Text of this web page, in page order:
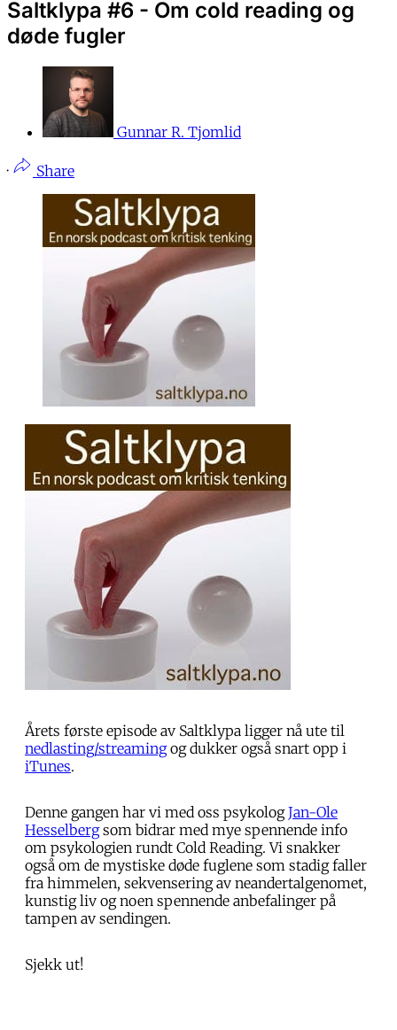
Saltklypa #6 - Om cold reading og
døde fugler
Gunnar R. Tjomlid
· Share
Årets første episode av Saltklypa ligger nå ute til
nedlasting/streamingog dukker også snart opp i
iTunes.
Denne gangen har vi med oss psykologJan-Ole
Hesselbergsom bidrar med mye spennende info
om psykologien rundt Cold Reading. Vi snakker
også om de mystiske døde fuglene som stadig faller
fra himmelen, sekvensering av neandertalgenomet,
kunstig liv og noen spennende anbefalinger på
tampen av sendingen.
Sjekk ut!